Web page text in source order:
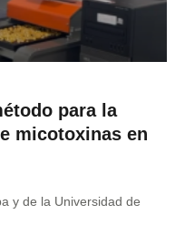
para la
micotoxinas en
y de la Universidad de